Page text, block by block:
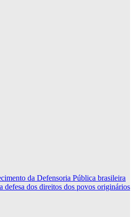
da Defensoria Pública brasileira
defesa dos direitos dos povos originários